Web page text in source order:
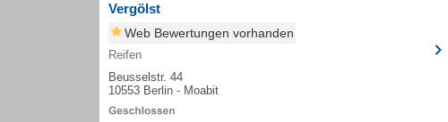
Vergölst
Web Bewertungen vorhanden
Reifen
Beusselstr. 44
10553 Berlin - Moabit